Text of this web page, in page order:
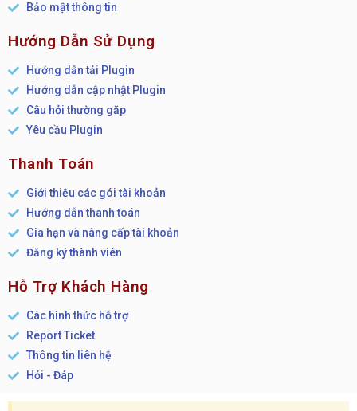
Bảo mật thông tin
Hướng Dẫn Sử Dụng
Hướng dẫn tải Plugin
Hướng dẫn cập nhật Plugin
Câu hỏi thường gặp
Yêu cầu Plugin
Thanh Toán
Giới thiệu các gói tài khoản
Hướng dẫn thanh toán
Gia hạn và nâng cấp tài khoản
Đăng ký thành viên
Hỗ Trợ Khách Hàng
Các hình thức hỗ trợ
Report Ticket
Thông tin liên hệ
Hỏi - Đáp